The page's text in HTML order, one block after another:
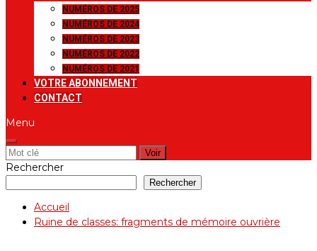
NUMÉROS DE 2025
NUMÉROS DE 2024
NUMÉROS DE 2023
NUMÉROS DE 2022
NUMÉROS DE 2021
VOTRE ABONNEMENT
CONTACT
Menu
Rechercher:
Rechercher
Rechercher
Accueil
Ruine de classes: fragments de mémoire ouvrière